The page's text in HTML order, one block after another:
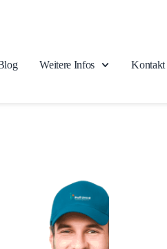
Weitere Infos Kontakt